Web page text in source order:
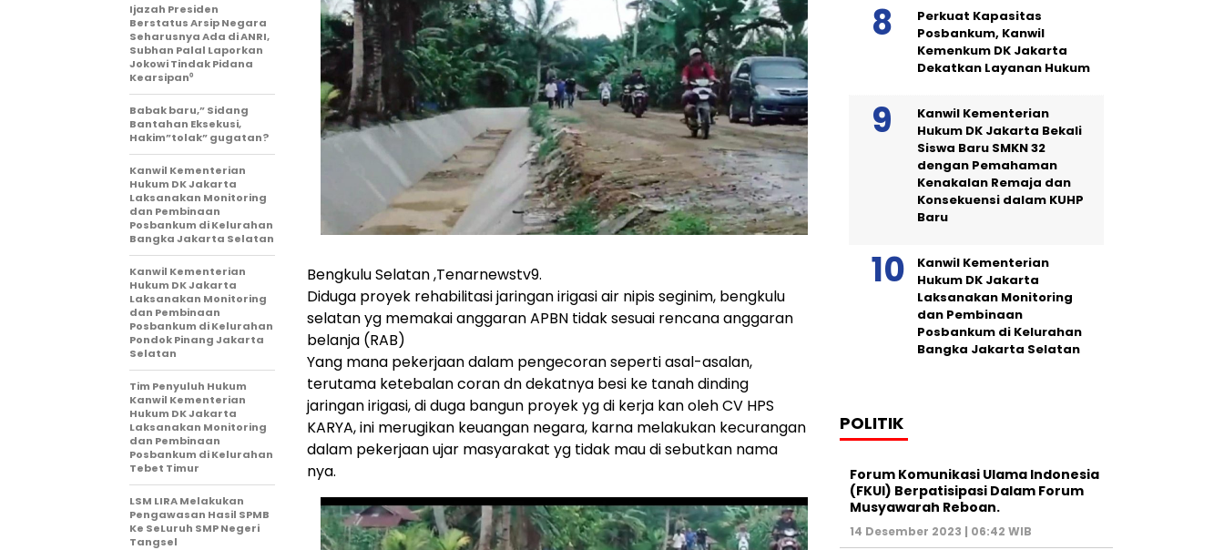
Bengkulu Selatan ,Tenarnewstv9.
Diduga proyek rehabilitasi jaringan irigasi air nipis seginim, bengkulu
selatan yg memakai anggaran APBN tidak sesuai rencana anggaran
belanja (RAB)
Yang mana pekerjaan dalam pengecoran seperti asal-asalan,
terutama ketebalan coran dn dekatnya besi ke tanah dinding
jaringan irigasi, di duga bangun proyek yg di kerja kan oleh CV HPS
KARYA, ini merugikan keuangan negara, karna melakukan kecurangan
dalam pekerjaan ujar masyarakat yg tidak mau di sebutkan nama
nya.
Ijazah Presiden
Berstatus Arsip Negara
Seharusnya Ada di ANRI,
Subhan Palal Laporkan
Jokowi Tindak Pidana
Kearsipan⁰
Babak baru,” Sidang
Bantahan Eksekusi,
Hakim”tolak” gugatan?
Kanwil Kementerian
Hukum DK Jakarta
Laksanakan Monitoring
dan Pembinaan
Posbankum di Kelurahan
Bangka Jakarta Selatan
Kanwil Kementerian
Hukum DK Jakarta
Laksanakan Monitoring
dan Pembinaan
Posbankum di Kelurahan
Pondok Pinang Jakarta
Selatan
Tim Penyuluh Hukum
Kanwil Kementerian
Hukum DK Jakarta
Laksanakan Monitoring
dan Pembinaan
Posbankum di Kelurahan
Tebet Timur
LSM LIRA Melakukan
Pengawasan Hasil SPMB
Ke SeLuruh SMP Negeri
Tangsel
Perkuat Kapasitas
Posbankum, Kanwil
Kemenkum DK Jakarta
Dekatkan Layanan Hukum
Kanwil Kementerian
Hukum DK Jakarta Bekali
Siswa Baru SMKN 32
dengan Pemahaman
Kenakalan Remaja dan
Konsekuensi dalam KUHP
Baru
Kanwil Kementerian
Hukum DK Jakarta
Laksanakan Monitoring
dan Pembinaan
Posbankum di Kelurahan
Bangka Jakarta Selatan
POLITIK
Forum Komunikasi Ulama Indonesia
(FKUI) Berpatisipasi Dalam Forum
Musyawarah Reboan.
14 Desember 2023 | 06:42 WIB